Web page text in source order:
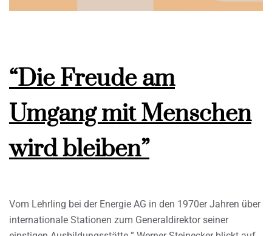
“Die Freude am
Umgang mit Menschen
wird bleiben”
Vom Lehrling bei der Energie AG in den 1970er Jahren über
internationale Stationen zum Generaldirektor seiner